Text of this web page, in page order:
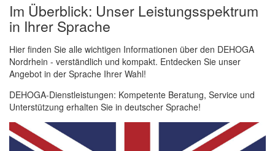
Im Überblick: Unser Leistungsspektrum
in Ihrer Sprache
Hier finden Sie alle wichtigen Informationen über den DEHOGA
Nordrhein - verständlich und kompakt. Entdecken Sie unser
Angebot in der Sprache Ihrer Wahl!
DEHOGA-Dienstleistungen: Kompetente Beratung, Service und
Unterstützung erhalten Sie in deutscher Sprache!